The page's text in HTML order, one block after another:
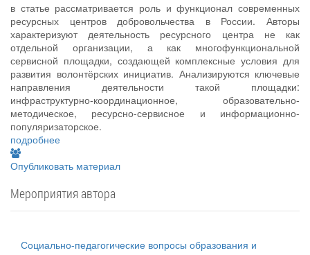
в статье рассматривается роль и функционал современных
ресурсных центров добровольчества в России. Авторы
характеризуют деятельность ресурсного центра не как
отдельной организации, а как многофункциональной
сервисной площадки, создающей комплексные условия для
развития волонтёрских инициатив. Анализируются ключевые
направления деятельности такой площадки:
инфраструктурно-координационное, образовательно-
методическое, ресурсно-сервисное и информационно-
популяризаторское.
подробнее
Опубликовать материал
Мероприятия автора
Социально-педагогические вопросы образования и